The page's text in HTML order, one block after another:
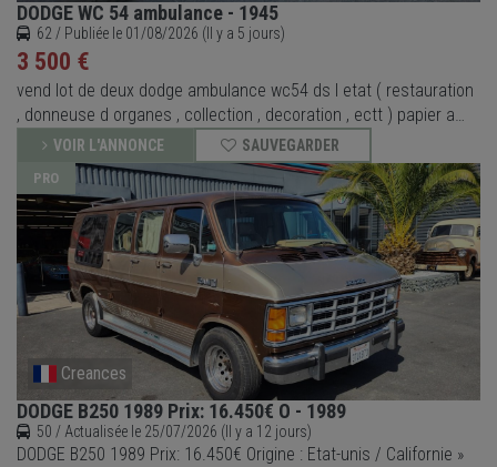
DODGE WC 54 ambulance - 1945
62 / Publiée le 01/08/2026 (Il y a 5 jours)
3 500 €
vend lot de deux dodge ambulance wc54 ds l etat ( restauration
, donneuse d organes , collection , decoration , ectt ) papier a
refaire pas de cg 3500euros a discuter
VOIR L'ANNONCE SAUVEGARDER
PRO
Creances
DODGE B250 1989 Prix: 16.450€ O - 1989
50 / Actualisée le 25/07/2026 (Il y a 12 jours)
DODGE B250 1989 Prix: 16.450€ Origine : Etat-unis / Californie »